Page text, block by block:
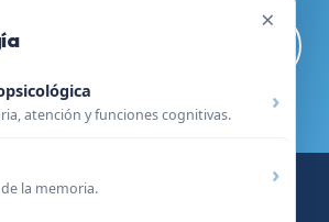
×
atención y funciones cognitivas.
la memoria.